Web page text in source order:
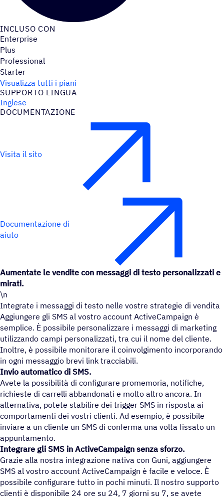
INCLUSO CON
Enterprise
Plus
Professional
Starter
Visualizza tutti i piani
SUPPORTO LINGUA
Inglese
DOCU­MEN­TA­ZIONE
Visita il sito
Documentazione di
aiuto
Aumentate le vendite con messaggi di testo personalizzati e
mirati.
\n
Integrate i messaggi di testo nelle vostre strategie di vendita
Aggiungere gli SMS al vostro account ActiveCampaign è
semplice. È possibile personalizzare i messaggi di marketing
utilizzando campi personalizzati, tra cui il nome del cliente.
Inoltre, è possibile monitorare il coinvolgimento incorporando
in ogni messaggio brevi link tracciabili.
Invio automatico di SMS.
Avete la possibilità di configurare promemoria, notifiche,
richieste di carrelli abbandonati e molto altro ancora. In
alternativa, potete stabilire dei trigger SMS in risposta ai
comportamenti dei vostri clienti. Ad esempio, è possibile
inviare a un cliente un SMS di conferma una volta fissato un
appuntamento.
Integrare gli SMS in ActiveCampaign senza sforzo.
Grazie alla nostra integrazione nativa con Guni, aggiungere
SMS al vostro account ActiveCampaign è facile e veloce. È
possibile configurare tutto in pochi minuti. Il nostro supporto
clienti è disponibile 24 ore su 24, 7 giorni su 7, se avete